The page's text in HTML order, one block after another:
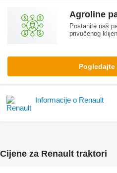
Agroline
Postanite naš
privučenog
Informacije o Renault
Cijene za Renault traktori